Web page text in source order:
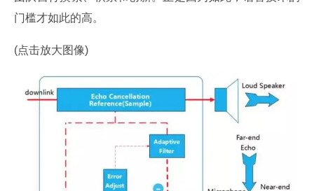
门槛才如此的高。
(点击放大图像)